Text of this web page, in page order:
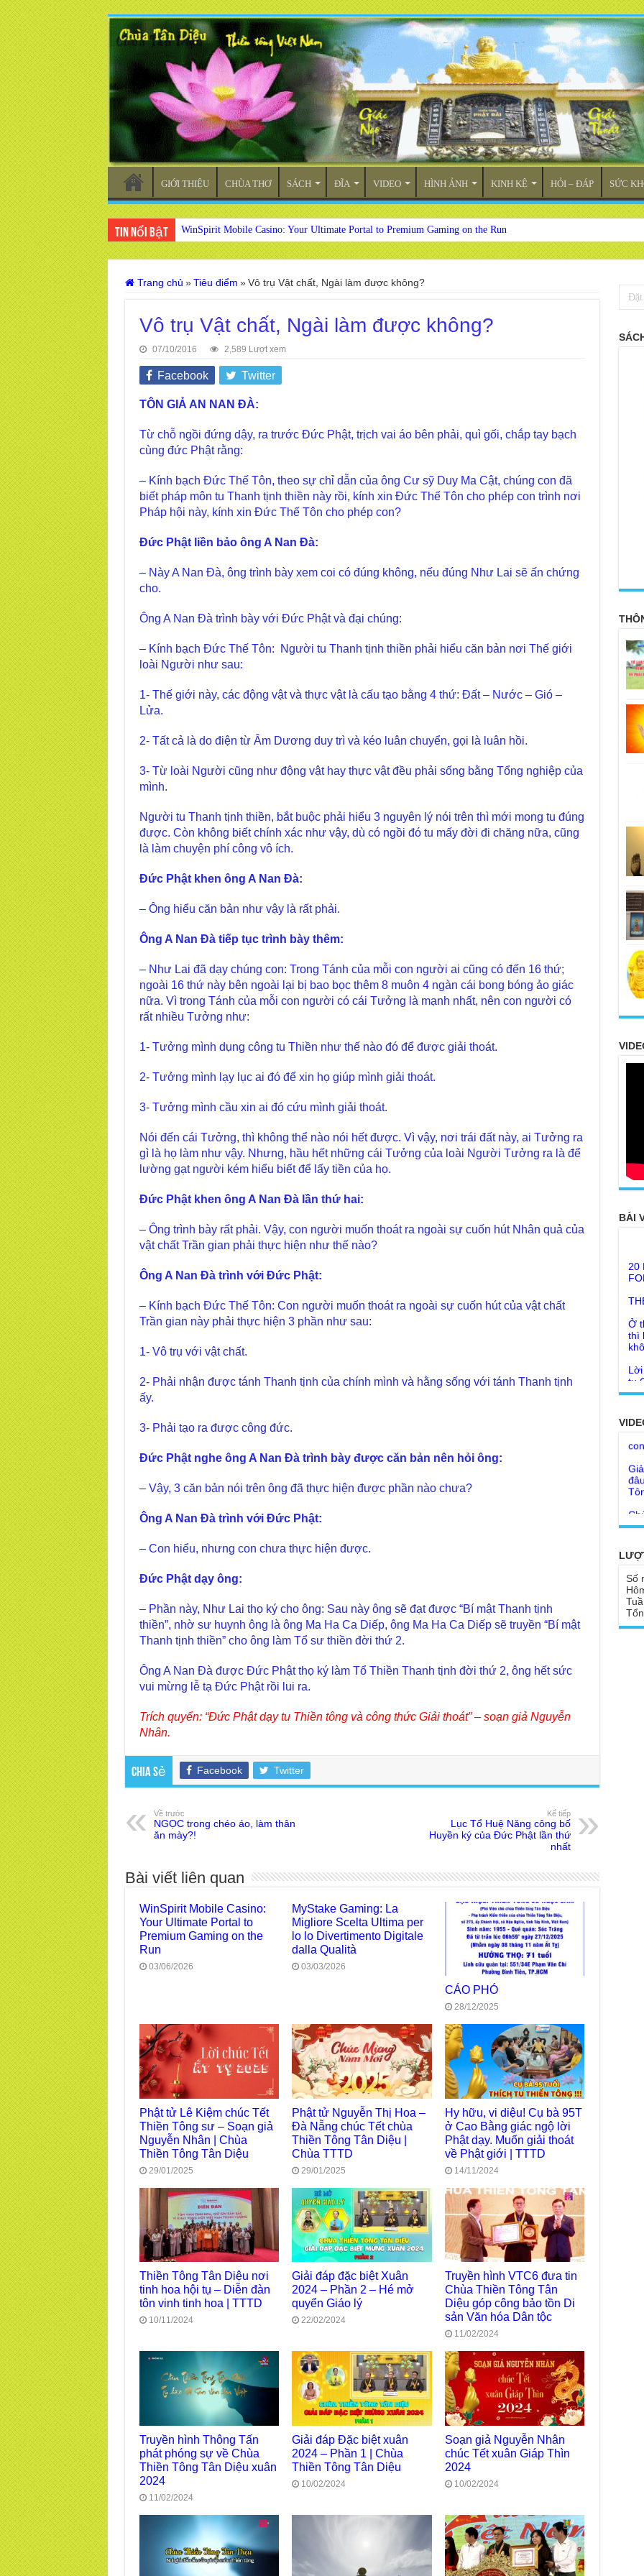
GIỚI THIỆU CHÙA THƠ SÁCH ĐĨA VIDEO HÌNH ẢNH KINH KỆ HỎI – ĐÁP SỨC
Tin nổi bật WinSpirit Mobile Casino: Your Ultimate Portal to Premium Gaming on the Run
Trang chủ » Tiêu điểm » Vô trụ Vật chất, Ngài làm được không?
Vô trụ Vật chất, Ngài làm được không?
07/10/2016 2,589 Lượt xem
Facebook Twitter
TÔN GIẢ AN NAN ĐÀ:
Từ chỗ ngồi đứng dậy, ra trước Đức Phật, trịch vai áo bên phải, quì gối, chắp tay bạch
cùng đức Phật rằng:
– Kính bạch Đức Thế Tôn, theo sự chỉ dẫn của ông Cư sỹ Duy Ma Cật, chúng con đã
biết pháp môn tu Thanh tịnh thiền này rồi, kính xin Đức Thế Tôn cho phép con trình nơi
Pháp hội này, kính xin Đức Thế Tôn cho phép con?
Đức Phật liền bảo ông A Nan Đà:
– Này A Nan Đà, ông trình bày xem coi có đúng không, nếu đúng Như Lai sẽ ấn chứng
cho.
Ông A Nan Đà trình bày với Đức Phật và đại chúng:
– Kính bạch Đức Thế Tôn: Người tu Thanh tịnh thiền phải hiểu căn bản nơi Thế giới
loài Người như sau:
1- Thế giới này, các động vật và thực vật là cấu tạo bằng 4 thứ: Đất – Nước – Gió –
Lửa.
2- Tất cả là do điện từ Âm Dương duy trì và kéo luân chuyển, gọi là luân hồi.
3- Từ loài Người cũng như động vật hay thực vật đều phải sống bằng Tổng nghiệp của
mình.
Người tu Thanh tịnh thiền, bắt buộc phải hiểu 3 nguyên lý nói trên thì mới mong tu đúng
được. Còn không biết chính xác như vậy, dù có ngồi đó tu mấy đời đi chăng nữa, cũng
là làm chuyện phí công vô ích.
Đức Phật khen ông A Nan Đà:
– Ông hiểu căn bản như vậy là rất phải.
Ông A Nan Đà tiếp tục trình bày thêm:
– Như Lai đã dạy chúng con: Trong Tánh của mỗi con người ai cũng có đến 16 thứ;
ngoài 16 thứ này bên ngoài lại bị bao bọc thêm 8 muôn 4 ngàn cái bong bóng ảo giác
nữa. Vì trong Tánh của mỗi con người có cái Tưởng là mạnh nhất, nên con người có
rất nhiều Tưởng như:
1- Tưởng mình dụng công tu Thiền như thế nào đó để được giải thoát.
2- Tưởng mình lạy lục ai đó để xin họ giúp mình giải thoát.
3- Tưởng mình cầu xin ai đó cứu mình giải thoát.
Nói đến cái Tưởng, thì không thể nào nói hết được. Vì vậy, nơi trái đất này, ai Tưởng ra
gì là họ làm như vậy. Nhưng, hầu hết những cái Tưởng của loài Người Tưởng ra là để
lường gạt người kém hiểu biết để lấy tiền của họ.
Đức Phật khen ông A Nan Đà lần thứ hai:
– Ông trình bày rất phải. Vậy, con người muốn thoát ra ngoài sự cuốn hút Nhân quả của
vật chất Trần gian phải thực hiện như thế nào?
Ông A Nan Đà trình với Đức Phật:
– Kính bạch Đức Thế Tôn: Con người muốn thoát ra ngoài sự cuốn hút của vật chất
Trần gian này phải thực hiện 3 phần như sau:
1- Vô trụ với vật chất.
2- Phải nhận được tánh Thanh tịnh của chính mình và hằng sống với tánh Thanh tịnh
ấy.
3- Phải tạo ra được công đức.
Đức Phật nghe ông A Nan Đà trình bày được căn bản nên hỏi ông:
– Vậy, 3 căn bản nói trên ông đã thực hiện được phần nào chưa?
Ông A Nan Đà trình với Đức Phật:
– Con hiểu, nhưng con chưa thực hiện được.
Đức Phật dạy ông:
– Phần này, Như Lai thọ ký cho ông: Sau này ông sẽ đạt được “Bí mật Thanh tịnh
thiền”, nhờ sư huynh ông là ông Ma Ha Ca Diếp, ông Ma Ha Ca Diếp sẽ truyền “Bí mật
Thanh tịnh thiền” cho ông làm Tổ sư thiền đời thứ 2.
Ông A Nan Đà được Đức Phật thọ ký làm Tổ Thiền Thanh tịnh đời thứ 2, ông hết sức
vui mừng lễ tạ Đức Phật rồi lui ra.
Trích quyển: “Đức Phật dạy tu Thiền tông và công thức Giải thoát” – soạn giả Nguyễn
Nhân.
Chia sẻ Facebook Twitter
Về trước
NGỌC trong chéo áo, làm thân
ăn mày?!
Kế tiếp
Lục Tổ Huệ Năng công bố
Huyền ký của Đức Phật lần thứ
nhất
Bài viết liên quan
WinSpirit Mobile Casino:
Your Ultimate Portal to
Premium Gaming on the
Run
03/06/2026
MyStake Gaming: La
Migliore Scelta Ultima per
lo lo Divertimento Digitale
dalla Qualità
03/03/2026
CÁO PHÓ
28/12/2025
Phật tử Lê Kiệm chúc Tết
Thiền Tông sư – Soạn giả
Nguyễn Nhân | Chùa
Thiền Tông Tân Diệu
29/01/2025
Phật tử Nguyễn Thị Hoa –
Đà Nẵng chúc Tết chùa
Thiền Tông Tân Diệu |
Chùa TTTD
29/01/2025
Hy hữu, vi diệu! Cụ bà 95T
ở Cao Bằng giác ngộ lời
Phật dạy. Muốn giải thoát
về Phật giới | TTTD
14/11/2024
Thiền Tông Tân Diệu nơi
tinh hoa hội tụ – Diễn đàn
tôn vinh tinh hoa | TTTD
10/11/2024
Giải đáp đặc biệt Xuân
2024 – Phần 2 – Hé mở
quyển Giáo lý
22/02/2024
Truyền hình VTC6 đưa tin
Chùa Thiền Tông Tân
Diệu góp công bảo tồn Di
sản Văn hóa Dân tộc
11/02/2024
Truyền hình Thông Tấn
phát phóng sự về Chùa
Thiền Tông Tân Diệu xuân
2024
11/02/2024
Giải đáp Đặc biệt xuân
2024 – Phần 1 | Chùa
Thiền Tông Tân Diệu
10/02/2024
Soạn giả Nguyễn Nhân
chúc Tết xuân Giáp Thìn
2024
10/02/2024
<
BÀI
Ở
Số